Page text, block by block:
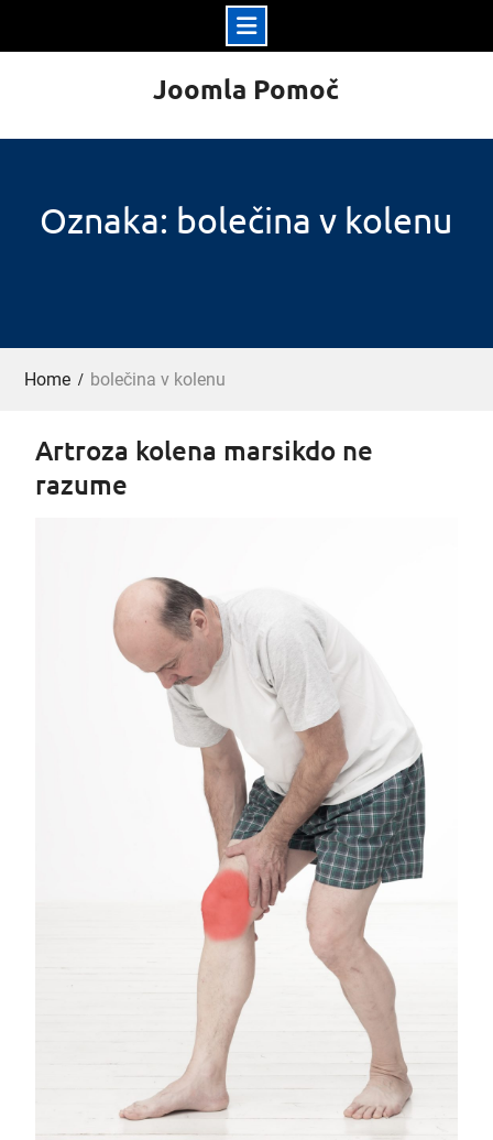
Joomla Pomoč
Oznaka: bolečina v kolenu
Home bolečina v kolenu
Artroza kolena marsikdo ne
razume